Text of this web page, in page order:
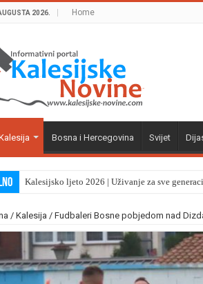
2026. Home
Bosna i Hercegovina Svijet
Kalesijsko ljeto 2026 | Uživanje za sve
/ Kalesija / Fudbaleri Bosne pobjedom nad